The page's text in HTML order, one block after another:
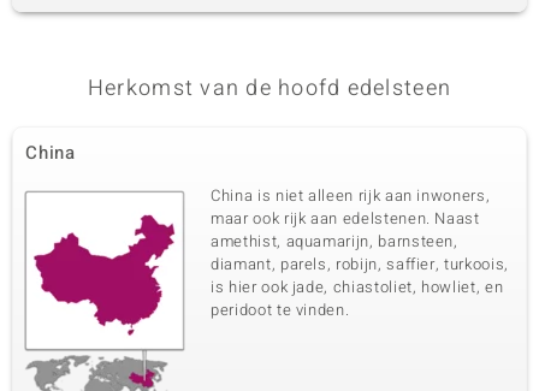
Herkomst van de hoofd edelsteen
China
China is niet alleen rijk aan inwoners,
maar ook rijk aan edelstenen. Naast
amethist, aquamarijn, barnsteen,
diamant, parels, robijn, saffier, turkoois,
is hier ook jade, chiastoliet, howliet, en
peridoot te vinden.